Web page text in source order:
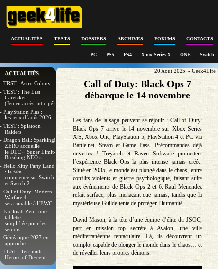
ACTUALITÉS TESTS DOSSIERS ARCHIVES FORUMS CONTACTS
PC PS5 PS4 Xbox Series X ONE Switch
ACTUALITÉS
- TRST : Astro Colony
- TEST : The Last
Caretaker
(Jeu en accès anticipé)
- PlayStation Plus :
les jeux d’août 2026
- TEST : Splatoon
Raiders
- Dragon Ball: Sparking!
ZERO accueille
le DLC « Super Limit-
Breaking NEO »
- Hello Kitty Party Land
: la fête
commence sur Switch
et Switch 2
- Call of Duty: Modern
Warfare 4
sera jouable à l’EWC
- Facilotab Zen : une
tablette
simplifiée pour les
seniors
- Généatique 2027 en
approche
- TEST : Terrinoth :
Heroes of Descent
20 Aout 2025 - Geek4Life
Call of Duty: Black Ops 7
débarque le 14 novembre
Les fans de la saga peuvent se réjouir : Call of Duty:
Black Ops 7 arrive le 14 novembre sur Xbox Series
X|S, Xbox One, PlayStation 5, PlayStation 4 et PC via
Battle.net, Steam et Game Pass. Précommandes déjà
ouvertes ! Treyarch et Raven Software promettent
l’expérience Black Ops la plus intense jamais créée.
Situé en 2035, le monde est plongé dans le chaos, entre
conflits violents et guerre psychologique, faisant suite
aux événements de Black Ops 2 et 6. Raul Menendez
refait surface, plus menaçant que jamais, tandis que la
mystérieuse Guilde tente de protéger l’humanité.
David Mason, à la tête d’une équipe d’élite du JSOC,
part en mission top secrète à Avalon, une ville
méditerranéenne tentaculaire. Là, ils découvrent un
complot capable de plonger le monde dans le chaos… et
de réveiller leurs propres démons.